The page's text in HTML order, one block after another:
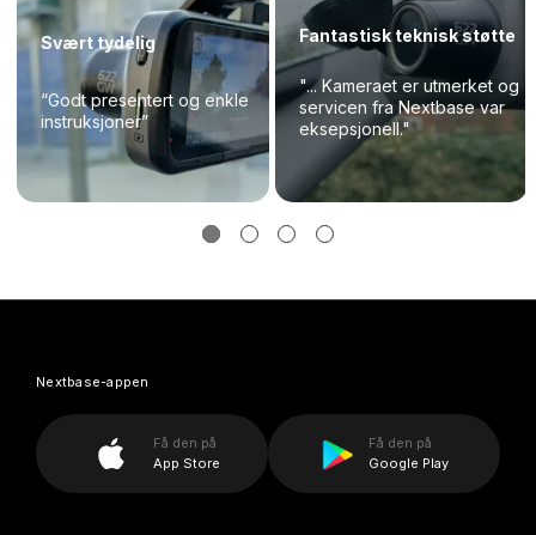
Svært tydelig
“Godt presentert og enkle
instruksjoner”
Fantastisk teknisk støtte
"... Kameraet er utmerket og
servicen fra Nextbase var
eksepsjonell."
Nextbase-appen
Få den på
App Store
Få den på
Google Play